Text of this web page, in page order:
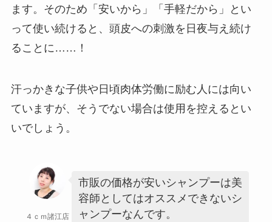
ます。そのため「安いから」「手軽だから」とい
って使い続けると、頭皮への刺激を日夜与え続け
ることに……！
汗っかきな子供や日頃肉体労働に励む人には向い
ていますが、そうでない場合は使用を控えるとい
いでしょう。
４ｃｍ諸江店
市販の価格が安いシャンプーは美
容師としてはオススメできないシ
ャンプーなんです。